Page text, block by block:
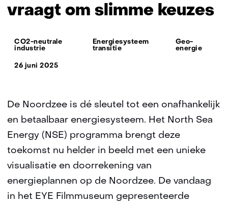
vraagt
om
keuzes
vraagt om slimme keuzes
Thema:
CO2-neutrale
industrie
Energiesysteem
transitie
Geo-
energie
26 juni 2025
De Noordzee is dé sleutel tot een onafhankelijk
en betaalbaar energiesysteem. Het North Sea
Energy (NSE) programma brengt deze
toekomst nu helder in beeld met een unieke
visualisatie en doorrekening van
energieplannen op de Noordzee. De vandaag
in het EYE Filmmuseum gepresenteerde